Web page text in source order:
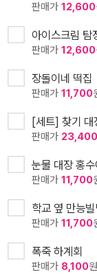
판매가 12,600
아이스크림 탐
판매가 12,600
장돌이네 떡집
판매가 11,700
[세트] 찾기
판매가 23,400
눈물 대장 홍
판매가 11,700
학교 옆 만능
판매가 11,700
폭죽 하계회
판매가 8,100원